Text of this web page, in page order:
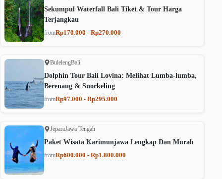
Sekumpul Waterfall Bali Tiket & Tour Harga
Terjangkau
fromRp170.000 - Rp270.000
BulelengBali
Dolphin Tour Bali Lovina: Melihat Lumba-lumba,
Berenang & Snorkeling
fromRp97.000 - Rp295.000
JeparaJawa Tengah
Paket Wisata Karimunjawa Lengkap Dan Murah
fromRp600.000 - Rp1.800.000